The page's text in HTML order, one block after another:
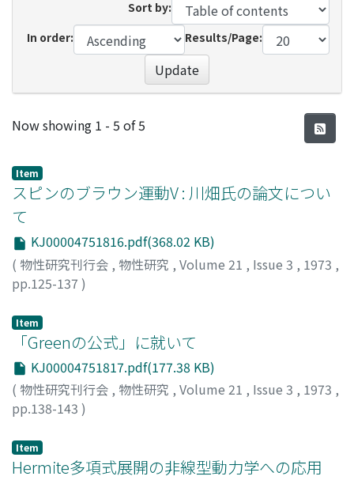
Sort by:
In order:
Results/Page:
Update
Recent Submissions
Now showing 1 - 5 of 5
Item
スピンのブラウン運動V : 川畑氏の論文につい
て
KJ00004751816.pdf(368.02 KB)
( 物性研究刊行会 , 物性研究 , Volume 21 , Issue 3 , 1973 ,
pp.125-137 )
Item
「Greenの公式」に就いて
KJ00004751817.pdf(177.38 KB)
( 物性研究刊行会 , 物性研究 , Volume 21 , Issue 3 , 1973 ,
pp.138-143 )
Item
Hermite多項式展開の非線型動力学への応用